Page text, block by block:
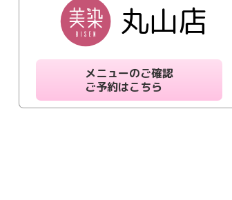
丸山店
メニューのご確認
ご予約はこちら